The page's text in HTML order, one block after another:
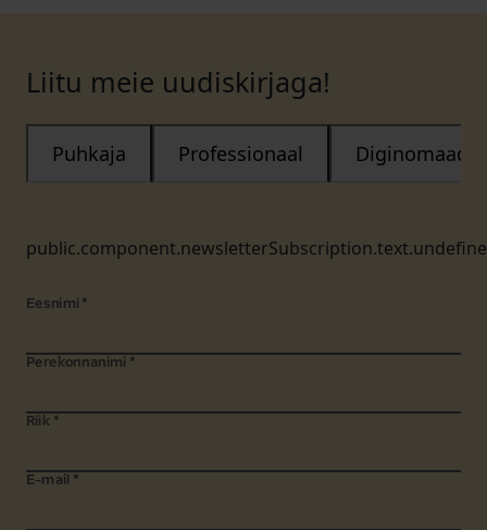
Liitu meie uudiskirjaga!
Puhkaja Professionaal Diginomaad
Eesnimi *
Perekonnanimi *
Riik *
E-mail *